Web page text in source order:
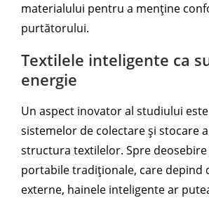
materialului pentru a menține
purtătorului.
Textilele inteligente ca
energie
Un aspect inovator al studiului
sistemelor de colectare și stocare
structura textilelor. Spre
portabile tradiționale, care depind
externe, hainele inteligente ar